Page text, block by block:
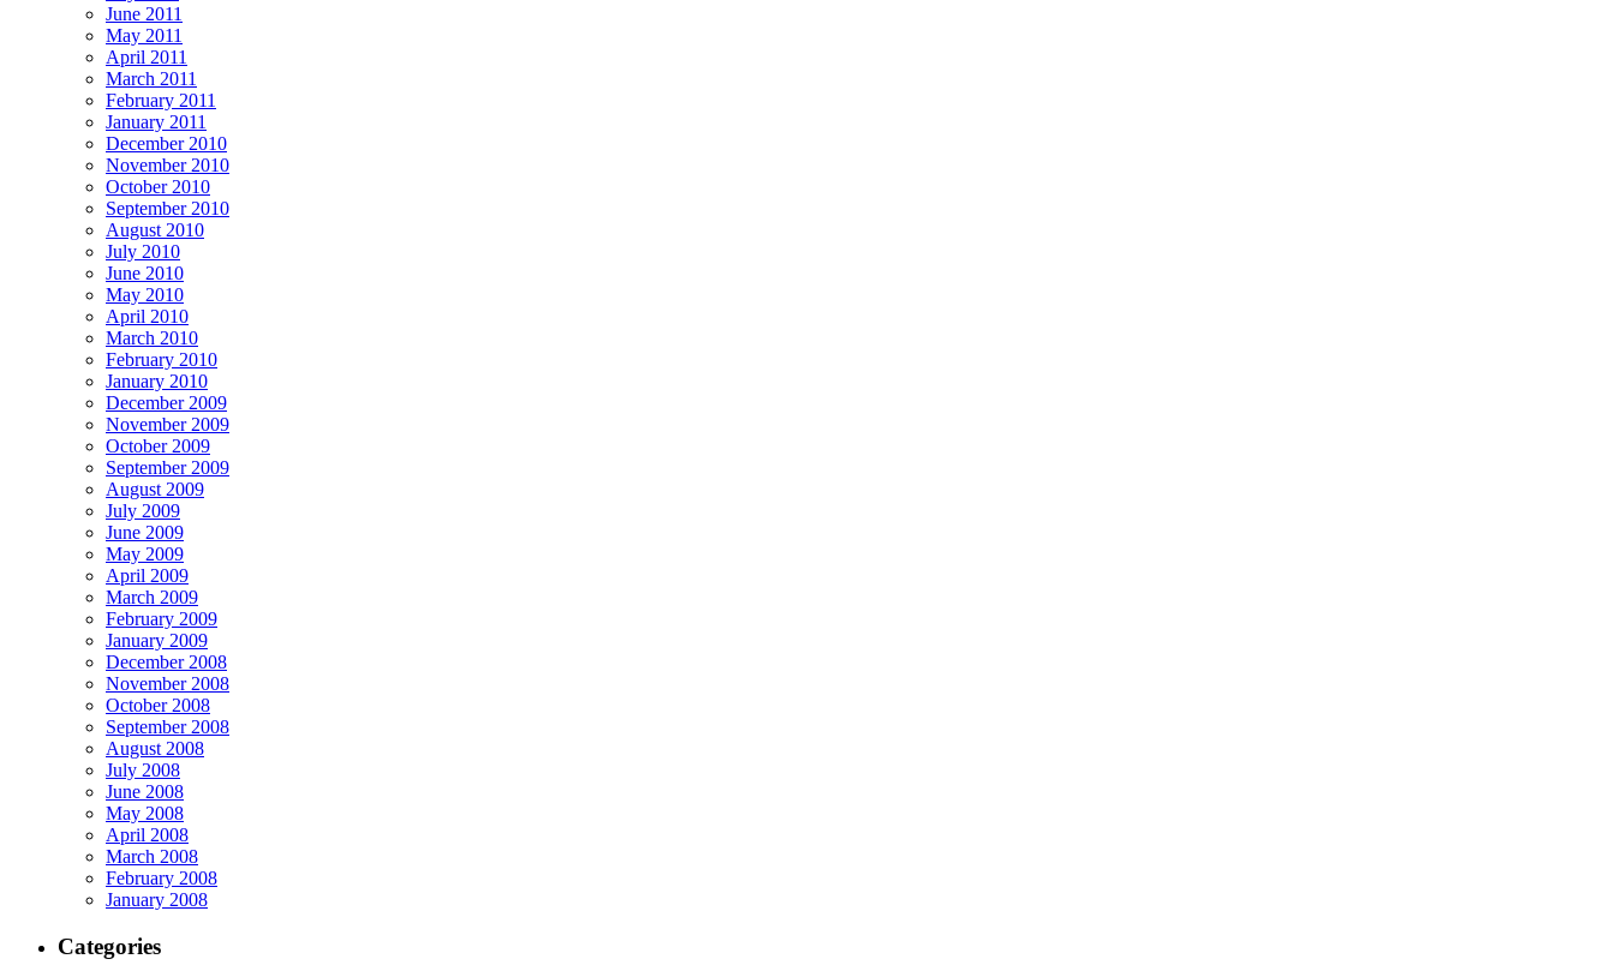
June 2011
May 2011
April 2011
March 2011
February 2011
January 2011
December 2010
November 2010
October 2010
September 2010
August 2010
July 2010
June 2010
May 2010
April 2010
March 2010
February 2010
January 2010
December 2009
November 2009
October 2009
September 2009
August 2009
July 2009
June 2009
May 2009
April 2009
March 2009
February 2009
January 2009
December 2008
November 2008
October 2008
September 2008
August 2008
July 2008
June 2008
May 2008
April 2008
March 2008
February 2008
January 2008
Categories